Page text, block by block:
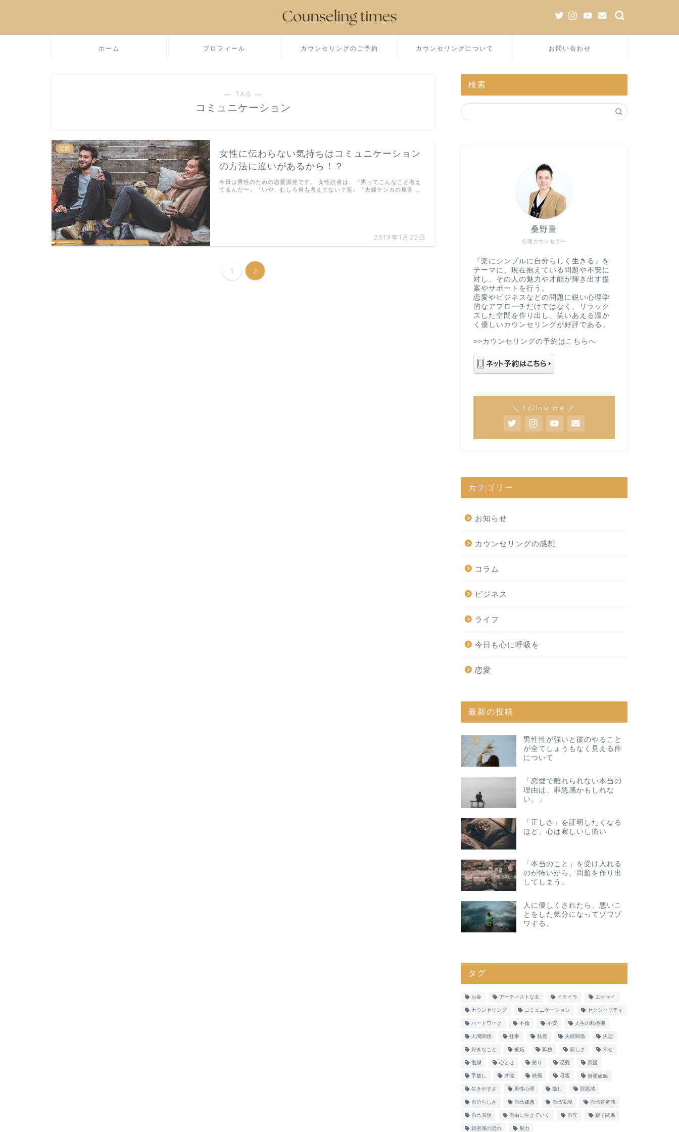
ホーム プロフィール カウンセリングのご予約 カウンセリングについて お問い合わせ
― TAG ―
コミュニケーション
恋愛
女性に伝わらない気持ちはコミュニケーション
の方法に違いがあるから！？
2019年1月22日
今日は男性のための恋愛講座です。 女性読者は、『男ってこんなこと考え
てるんだ〜』『いや、むしろ何も考えてない？笑』『夫婦ケンカの原因 …
1 2
検索
心理カウンセラー
桑野量
『楽にシンプルに自分らしく生きる』を
テーマに、現在抱えている問題や不安に
対し、その人の魅力や才能が輝き出す提
案やサポートを行う。
恋愛やビジネスなどの問題に鋭い心理学
的なアプローチだけではなく、リラック
スした空間を作り出し、笑いあえる温か
く優しいカウンセリングが好評である。
>>カウンセリングの予約はこちらへ
＼ Follow me ／
カテゴリー
お知らせ
カウンセリングの感想
コラム
ビジネス
ライフ
今日も心に呼吸を
恋愛
最新の投稿
男性性が強いと彼のやること
が全てしょうもなく見える件
について
「恋愛で離れられない本当の
理由は、罪悪感かもしれな
い。」
「正しさ」を証明したくなる
ほど、心は寂しいし痛い
「本当のこと」を受け入れる
のが怖いから、問題を作り出
してしまう。
人に優しくされたら、悪いこ
とをした気分になってゾワゾ
ワする。
タグ
お金 アーティストな女 イライラ エッセイ
カウンセリング コミュニケーション セクシャリティ
ハードワーク 不倫 不安 人生の転換期
人間関係 仕事 執着 夫婦関係 失恋
好きなこと 嫉妬 孤独 寂しさ 幸せ
復縁 心とは 怒り 恋愛 我慢
手放し 才能 映画 母親 無価値感
生きやすさ 男性心理 癒し 罪悪感
自分らしさ 自己嫌悪 自己実現 自己肯定感
自己表現 自由に生きていく 自立 親子関係
親密感の恐れ 魅力